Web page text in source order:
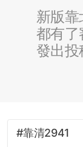
新版
都有了
發出投
#靠清2941